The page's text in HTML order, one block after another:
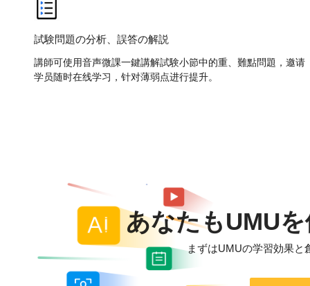
試験問題の分析、誤答の解説
講師可使用音声微課一鍵講解試験小節中的重、難點問題，邀请
学员随时在线学习，针对薄弱点进行提升。
あなたもUMU
まずはUMUの学習効果と